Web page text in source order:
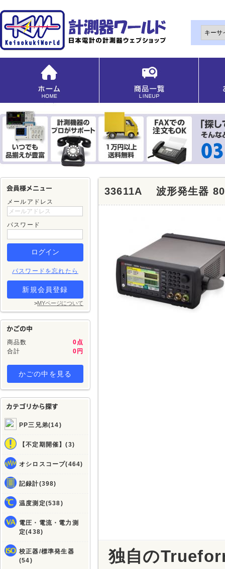
メールアドレス
パスワード
パスワードを忘れたら
新規会員登録
>MYページについて
商品数
0点
合計
0円
かごの中を見る
PP三兄弟(14)
【不定期開催】(3)
オシロスコープ(464)
記録計(398)
温度測定(538)
電圧・電流・電力測
定(438)
校正器/標準発生器
(54)
33611A 波形発生器
独自の